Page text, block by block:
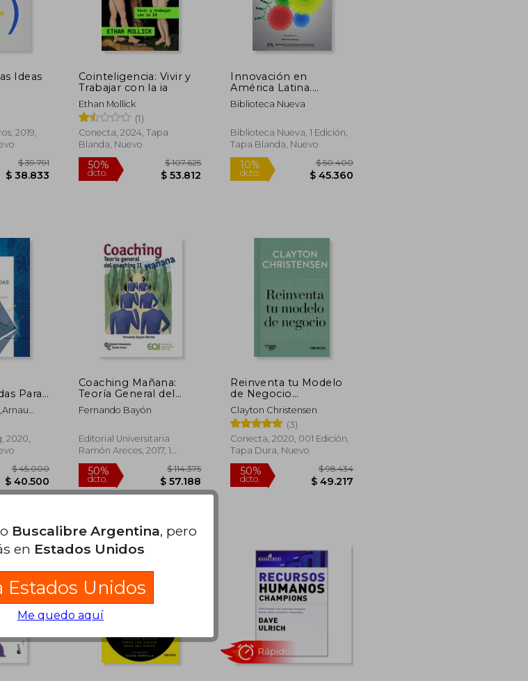
Ideas
2019,
Cointeligencia: Vivir y
Trabajar con la ia
Ethan Mollick
(1)
Conecta, 2024, Tapa
Blanda, Nuevo
50%
dcto.
$ 107.625
$ 53.812
Innovación en
América Latina.
Argentina, Colombia y
México
Biblioteca Nueva
Biblioteca Nueva, 1 Edición,
Tapa Blanda, Nuevo
10%
dcto.
Para
2020,
$ 40.500
Coaching Mañana:
Teoría General del
Coaching ii (Manuales)
Fernando Bayón
Editorial Universitaria
Ramón Areces, 2017, 1
Edición, Tapa Blanda,
Nuevo
dcto.
$ 114.375
$ 57.188
Reinventa tu Modelo
de Negocio
(Imprescindibles)
Clayton Christensen
(3)
Conecta, 2020, 001 Edición,
Tapa Dura, Nuevo
Buscalibre Argentina, pero
en Estados Unidos
Estados Unidos
Me quedo aquí